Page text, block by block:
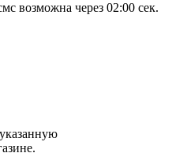
возможна через 02:00 сек.